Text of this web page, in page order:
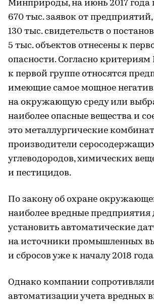
Минприроды, на июнь 2017 года
670 тыс. заявок от
130 тыс. свидетельств о
5 тыс. объектов отнесены к
опасности. Согласно
к первой группе относятся
имеющие самое мощное
на окружающую среду или
наиболее опасные вещества и
это металлургические
производители
углеводородов, химических
и пестицидов.
По закону об охране
наиболее вредные
установить автоматические
на источники промышленных
и сбросов уже к началу 2018
Однако компании
автоматизации учета вредных